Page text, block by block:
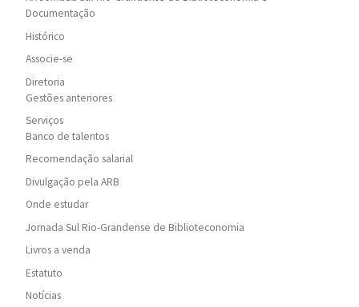
Documentação
Histórico
Associe-se
Diretoria
Gestões anteriores
Serviços
Banco de talentos
Recomendação salarial
Divulgação pela ARB
Onde estudar
Jornada Sul Rio-Grandense de Biblioteconomia
Livros a venda
Estatuto
Notícias